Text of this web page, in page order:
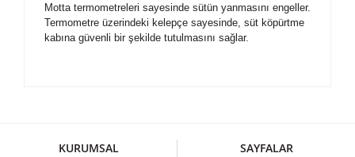
Motta termometreleri sayesinde sütün yanmasını engeller.
Termometre üzerindeki kelepçe sayesinde, süt köpürtme
kabına güvenli bir şekilde tutulmasını sağlar.
KURUMSAL SAYFALAR